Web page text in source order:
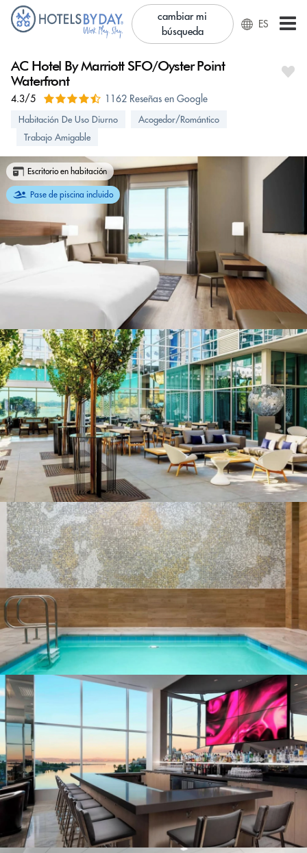
cambiar mi
búsqueda
ES
AC Hotel By Marriott SFO/Oyster Point
Waterfront
4.3/5 1162 Reseñas en Google
Habitación De Uso Diurno
Acogedor/Romántico
Trabajo Amigable
Escritorio en habitación
Pase de piscina incluido